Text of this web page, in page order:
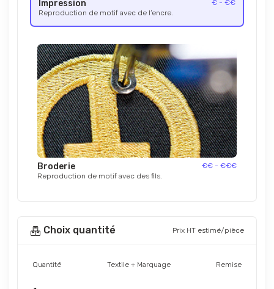
Impression
€ - €€
Reproduction de motif avec de l’encre.
Broderie
€€ - €€€
Reproduction de motif avec des fils.
Choix quantité Prix HT estimé/pièce
Quantité Textile + Marquage Remise